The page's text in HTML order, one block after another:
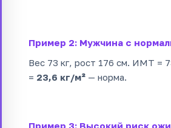
Пример 2: Мужчина с
Вес 73 кг, рост 176 см. ИМТ =
= 23,6 кг/м² — норма.
Пример 3: Высокий риск